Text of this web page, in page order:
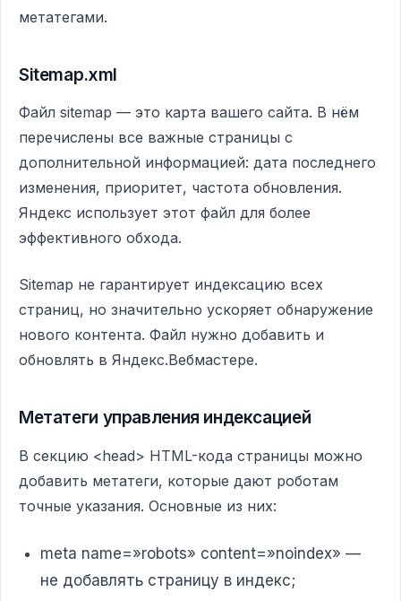
метатегами.
Sitemap.xml
Файл sitemap — это карта вашего сайта. В нём
перечислены все важные страницы с
дополнительной информацией: дата последнего
изменения, приоритет, частота обновления.
Яндекс использует этот файл для более
эффективного обхода.
Sitemap не гарантирует индексацию всех
страниц, но значительно ускоряет обнаружение
нового контента. Файл нужно добавить и
обновлять в Яндекс.Вебмастере.
Метатеги управления индексацией
В секцию <head> HTML-кода страницы можно
добавить метатеги, которые дают роботам
точные указания. Основные из них:
meta name=»robots» content=»noindex» —
не добавлять страницу в индекс;